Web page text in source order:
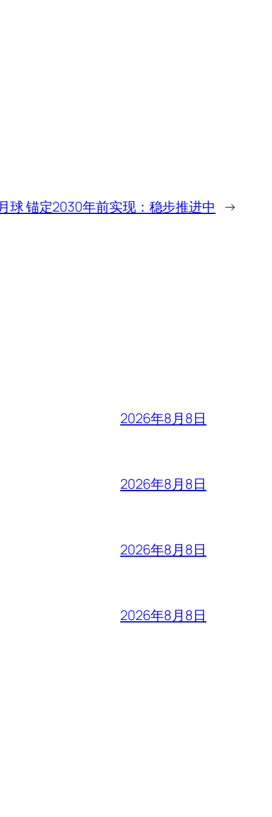
球 锚定2030年前实现：稳步推进中 →
2026年8月8日
2026年8月8日
2026年8月8日
2026年8月8日